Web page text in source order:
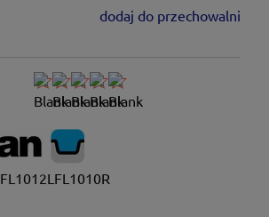
dodaj do przechowalni
FL1012LFL1010R